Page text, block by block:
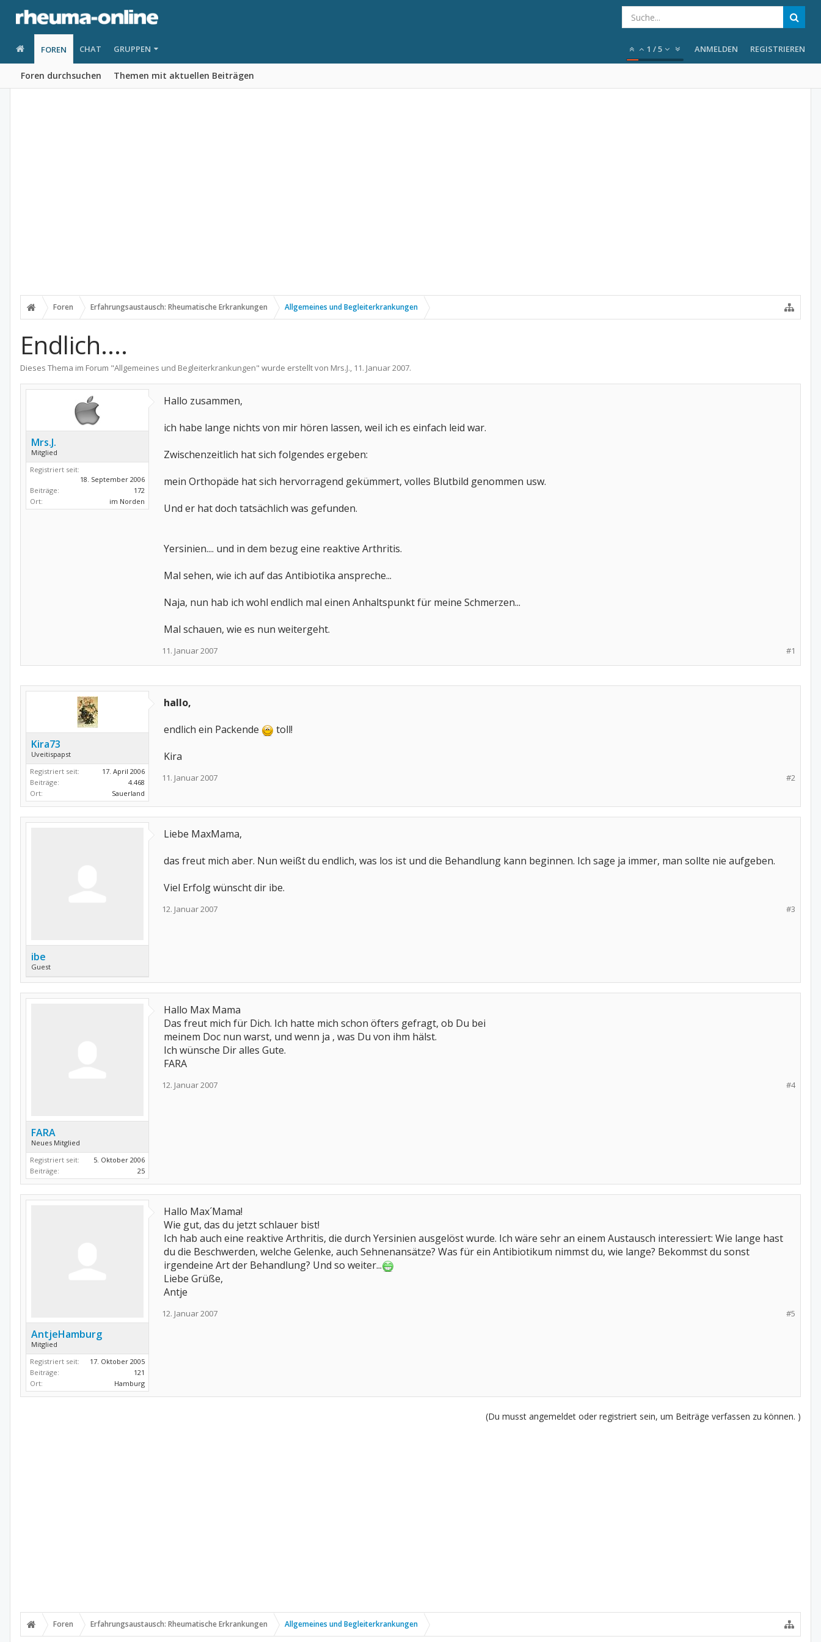
FOREN
Foren durchsuchen Themen mit aktuellen Beiträgen
CHAT GRUPPEN 1 /5 ANMELDEN REGISTRIEREN
Foren Erfahrungsaustausch: Rheumatische Erkrankungen Allgemeines und Begleiterkrankungen
Endlich....
Dieses Thema im Forum "Allgemeines und Begleiterkrankungen" wurde erstellt von Mrs.J., 11. Januar 2007.
Mrs.J.
Mitglied
Registriert seit:
18. September 2006
Beiträge:
172
Ort:
im Norden
Hallo zusammen,
ich habe lange nichts von mir hören lassen, weil ich es einfach leid war.
Zwischenzeitlich hat sich folgendes ergeben:
mein Orthopäde hat sich hervorragend gekümmert, volles Blutbild genommen usw.
Und er hat doch tatsächlich was gefunden.
Yersinien.... und in dem bezug eine reaktive Arthritis.
Mal sehen, wie ich auf das Antibiotika anspreche...
Naja, nun hab ich wohl endlich mal einen Anhaltspunkt für meine Schmerzen...
Mal schauen, wie es nun weitergeht.
#1
11. Januar 2007
Kira73
Uveitispapst
Registriert seit:
17. April 2006
Beiträge:
4.468
Ort:
Sauerland
hallo,
endlich ein Packende
toll!
Kira
#2
11. Januar 2007
ibe
Guest
Liebe MaxMama,
das freut mich aber. Nun weißt du endlich, was los ist und die Behandlung kann beginnen. Ich sage ja immer, man sollte nie aufgeben.
Viel Erfolg wünscht dir ibe.
#3
12. Januar 2007
FARA
Neues Mitglied
Registriert seit:
5. Oktober 2006
Beiträge:
25
Hallo Max Mama
Das freut mich für Dich. Ich hatte mich schon öfters gefragt, ob Du bei
meinem Doc nun warst, und wenn ja , was Du von ihm hälst.
Ich wünsche Dir alles Gute.
FARA
#4
12. Januar 2007
AntjeHamburg
Mitglied
Registriert seit:
17. Oktober 2005
Beiträge:
121
Ort:
Hamburg
Hallo Max´Mama!
Wie gut, das du jetzt schlauer bist!
Ich hab auch eine reaktive Arthritis, die durch Yersinien ausgelöst wurde. Ich wäre sehr an einem Austausch interessiert: Wie lange hast
du die Beschwerden, welche Gelenke, auch Sehnenansätze? Was für ein Antibiotikum nimmst du, wie lange? Bekommst du sonst
irgendeine Art der Behandlung? Und so weiter...
Liebe Grüße,
Antje
#5
12. Januar 2007
(Du musst angemeldet oder registriert sein, um Beiträge verfassen zu können. )
Foren Erfahrungsaustausch: Rheumatische Erkrankungen Allgemeines und Begleiterkrankungen